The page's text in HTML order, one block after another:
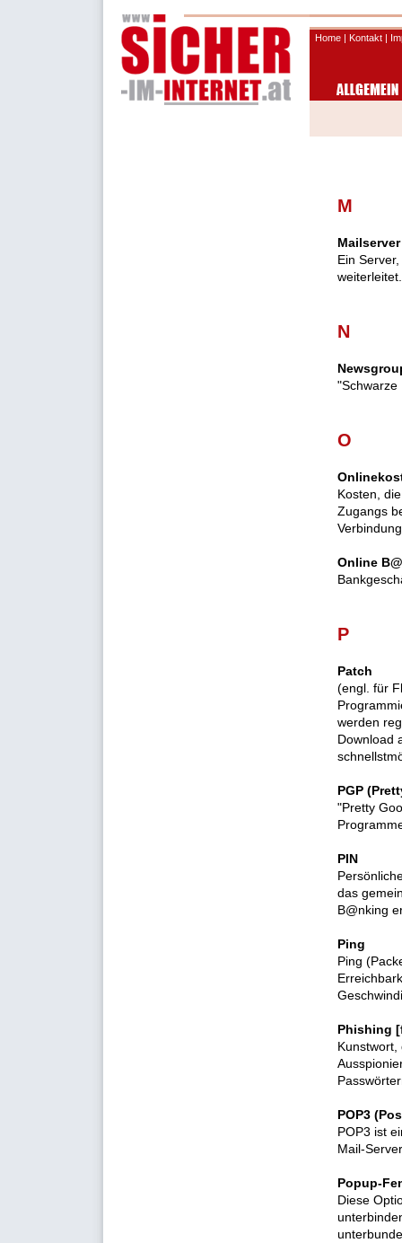
Home | Kontakt |
M
Ein
weiterleitet.
N
"Schwarze
O
Kosten,
Zugangs
Online
P
Patch
(engl. für
werden
Download
PGP
"Pretty
PIN
das
B@nking
Ping
Ping
Phishing
POP3
POP3 ist
Mail-
Popup-
Diese